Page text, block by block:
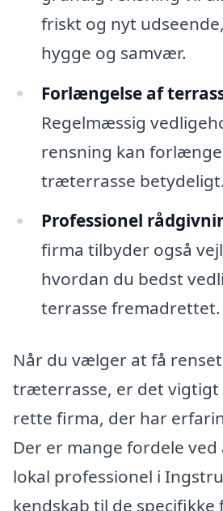
friskt og nyt
hygge og samvær.
Forlængelse af
Regelmæssig
rensning kan
træterrasse betydeligt.
Professionel
firma tilbyder også
hvordan du bedst
terrasse fremadrettet.
Når du vælger at få
træterrasse, er det vigtigt
rette firma, der har
Der er mange fordele
lokal professionel i
kendskab til de